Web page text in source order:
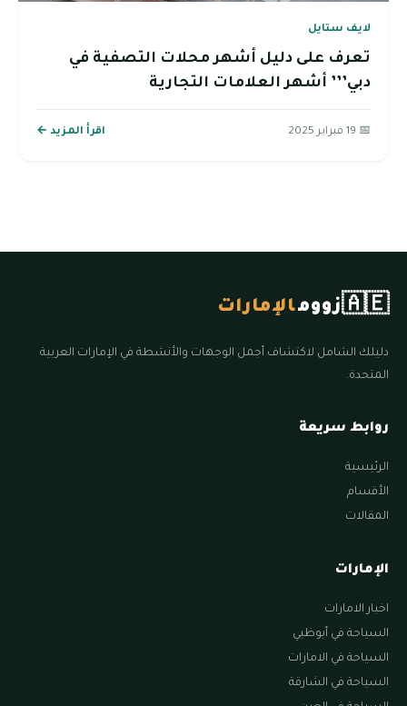
لايف ستايل
تعرف على دليل أشهر محلات التصفية في
دبي’’’ أشهر العلامات التجارية
📅 19 فبراير 2025 اقرأ المزيد ←
🇦🇪زوومالإمارات
دليلك الشامل لاكتشاف أجمل الوجهات والأنشطة في الإمارات العربية
المتحدة.
روابط سريعة
الرئيسية
الأقسام
المقالات
الإمارات
اخبار الامارات
السياحة في أبوظبي
السياحة في الامارات
السياحة في الشارقة